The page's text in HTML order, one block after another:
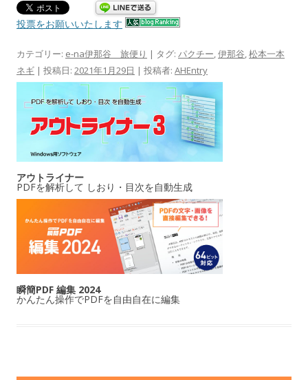
投票をお願いいたします
カテゴリー: e-na伊那谷 旅便り | タグ: パクチー,伊那谷,松本一本
ネギ | 投稿日: 2021年1月29日 | 投稿者: AHEntry
アウトライナー
PDFを解析して しおり・目次を自動生成
瞬簡PDF 編集 2024
かんたん操作でPDFを自由自在に編集